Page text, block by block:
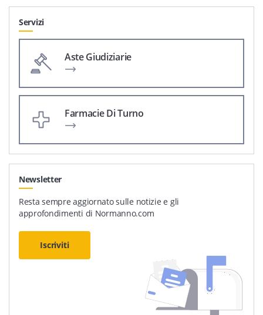
Servizi
Aste Giudiziarie
Farmacie Di Turno
Newsletter
Resta sempre aggiornato sulle notizie e gli
approfondimenti di Normanno.com
Iscriviti